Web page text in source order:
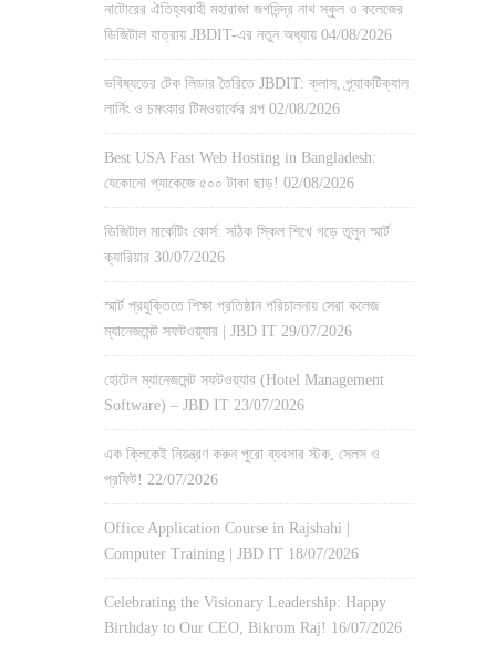
নাটোরের ঐতিহ্যবাহী মহারাজা জগদিন্দ্র নাথ স্কুল ও কলেজের
ডিজিটাল যাত্রায় JBDIT-এর নতুন অধ্যায় 04/08/2026
ভবিষ্যতের টেক লিডার তৈরিতে JBDIT: ক্লাস, প্র্যাকটিক্যাল
লার্নিং ও চমৎকার টিমওয়ার্কের গল্প 02/08/2026
Best USA Fast Web Hosting in Bangladesh:
যেকোনো প্যাকেজে ৫০০ টাকা ছাড়! 02/08/2026
ডিজিটাল মার্কেটিং কোর্স: সঠিক স্কিল শিখে গড়ে তুলুন স্মার্ট
ক্যারিয়ার 30/07/2026
স্মার্ট প্রযুক্তিতে শিক্ষা প্রতিষ্ঠান পরিচালনায় সেরা কলেজ
ম্যানেজমেন্ট সফটওয়্যার | JBD IT 29/07/2026
হোটেল ম্যানেজমেন্ট সফটওয়্যার (Hotel Management
Software) – JBD IT 23/07/2026
এক ক্লিকেই নিয়ন্ত্রণ করুন পুরো ব্যবসার স্টক, সেলস ও
প্রফিট! 22/07/2026
Office Application Course in Rajshahi |
Computer Training | JBD IT 18/07/2026
Celebrating the Visionary Leadership: Happy
Birthday to Our CEO, Bikrom Raj! 16/07/2026